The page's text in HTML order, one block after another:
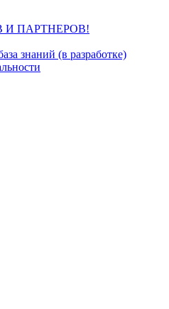
ПАРТНЕРОВ!
знаний (в разработке)